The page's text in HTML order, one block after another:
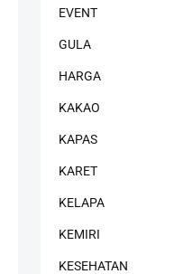
EVENT
GULA
HARGA
KAKAO
KAPAS
KARET
KELAPA
KEMIRI
KESEHATAN